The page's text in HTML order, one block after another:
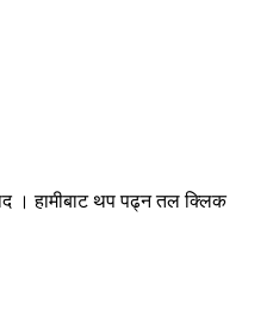
। हामीबाट थप पढ्न तल क्लिक